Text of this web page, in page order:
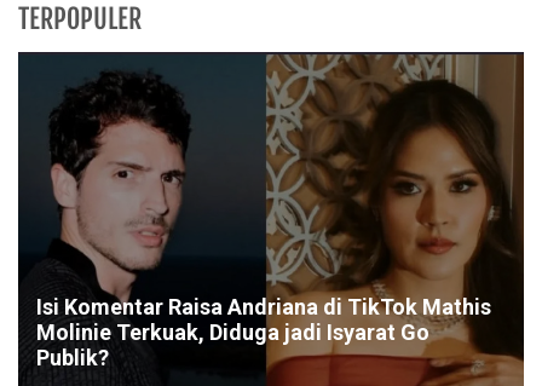
TERPOPULER
Isi Komentar Raisa Andriana di TikTok Mathis
Molinie Terkuak, Diduga jadi Isyarat Go
Publik?